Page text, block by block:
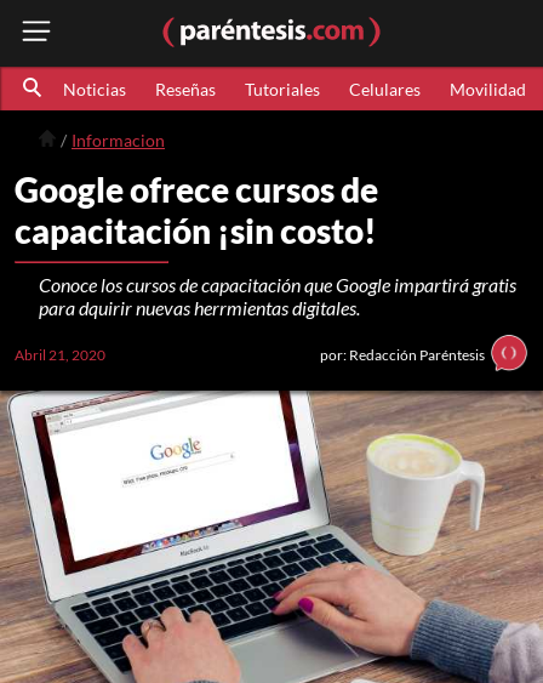
Noticias Reseñas Tutoriales Celulares Movilidad
Informacion
Google ofrece cursos de
capacitación ¡sin costo!
Conoce los cursos de capacitación que Google impartirá gratis
para dquirir nuevas herrmientas digitales.
Abril 21, 2020 por: Redacción Paréntesis